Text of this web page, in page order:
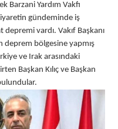
Barzani Yardım Vakfı
gündeminde iş
vardı. Vakıf Başkanı
bölgesine yapmış
ve Irak arasındaki
Başkan Kılıç ve Başkan